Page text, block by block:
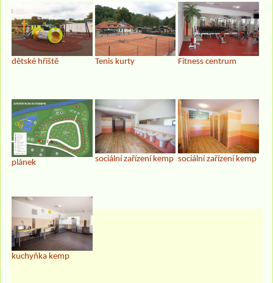
dětské hřiště Tenis kurty Fitness centrum
plánek sociální zařízení kemp sociální zařízení kemp
kuchyňka kemp